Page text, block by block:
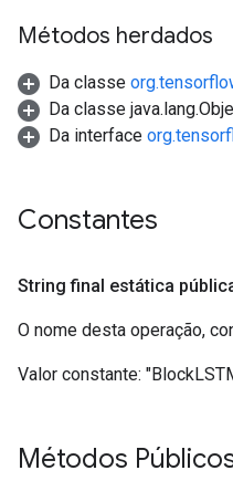
Métodos herdados
Da classe
Da classe
Da interface
Constantes
String final estática
O nome desta operação,
Valor constante:
Métodos